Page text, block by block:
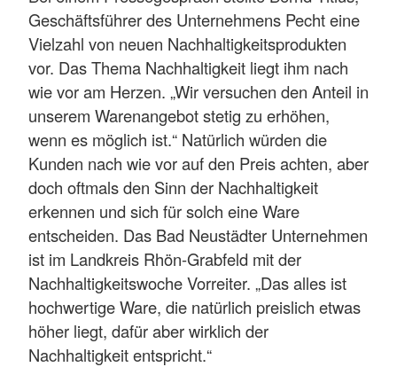
Geschäftsführer des Unternehmens Pecht eine
Vielzahl von neuen Nachhaltigkeitsprodukten
vor. Das Thema Nachhaltigkeit liegt ihm nach
wie vor am Herzen. „Wir versuchen den Anteil in
unserem Warenangebot stetig zu erhöhen,
wenn es möglich ist.“ Natürlich würden die
Kunden nach wie vor auf den Preis achten, aber
doch oftmals den Sinn der Nachhaltigkeit
erkennen und sich für solch eine Ware
entscheiden. Das Bad Neustädter Unternehmen
ist im Landkreis Rhön-Grabfeld mit der
Nachhaltigkeitswoche Vorreiter. „Das alles ist
hochwertige Ware, die natürlich preislich etwas
höher liegt, dafür aber wirklich der
Nachhaltigkeit entspricht.“